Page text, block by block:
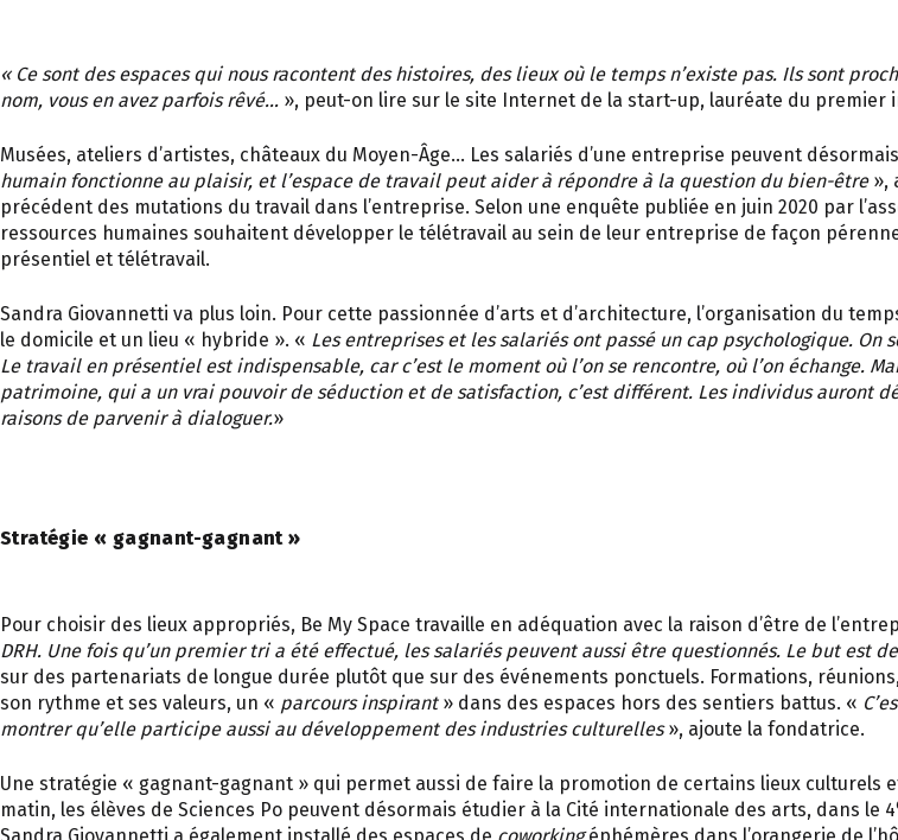
« Ce sont des espaces qui nous racontent des histoires, des lieux où le temps n’existe pas. Ils sont
nom, vous en avez parfois rêvé… », peut-on lire sur le site Internet de la start-up, lauréate du
Musées, ateliers d’artistes, châteaux du Moyen-Âge… Les salariés d’une entreprise peuvent
humain fonctionne au plaisir, et l’espace de travail peut aider à répondre à la question du bien-être»,
précédent des mutations du travail dans l’entreprise. Selon une enquête publiée en juin 2020 par
ressources humaines souhaitent développer le télétravail au sein de leur entreprise de façon
présentiel et télétravail.
Sandra Giovannetti va plus loin. Pour cette passionnée d’arts et d’architecture, l’organisation du
le domicile et un lieu « hybride ». « Les entreprises et les salariés ont passé un cap psychologique. On
Le travail en présentiel est indispensable, car c’est le moment où l’on se rencontre, où l’on échange.
patrimoine, qui a un vrai pouvoir de séduction et de satisfaction, c’est différent. Les individus auront
raisons de parvenir à dialoguer.»
Stratégie « gagnant-gagnant »
Pour choisir des lieux appropriés, Be My Space travaille en adéquation avec la raison d’être de
DRH. Une fois qu’un premier tri a été effectué, les salariés peuvent aussi être questionnés. Le but est
sur des partenariats de longue durée plutôt que sur des événements ponctuels. Formations,
son rythme et ses valeurs, un « parcours inspirant» dans des espaces hors des sentiers battus. «
montrer qu’elle participe aussi au développement des industries culturelles», ajoute la fondatrice.
Une stratégie « gagnant-gagnant » qui permet aussi de faire la promotion de certains lieux
matin, les élèves de Sciences Po peuvent désormais étudier à la Cité internationale des arts, dans le 4